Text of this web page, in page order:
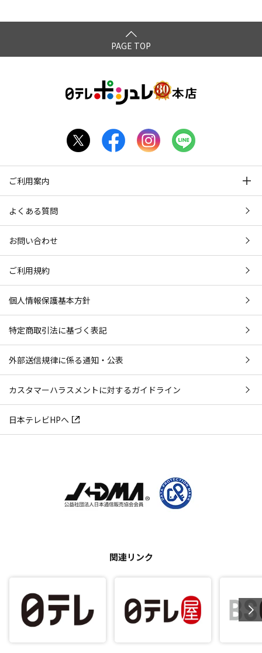
PAGE TOP
ご利用案内
よくある質問
お問い合わせ
ご利用規約
個人情報保護基本方針
特定商取引法に基づく表記
外部送信規律に係る通知・公表
カスタマーハラスメントに対するガイドライン
日本テレビHPへ
関連リンク